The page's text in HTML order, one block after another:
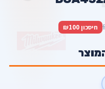
חיסכון ₪100